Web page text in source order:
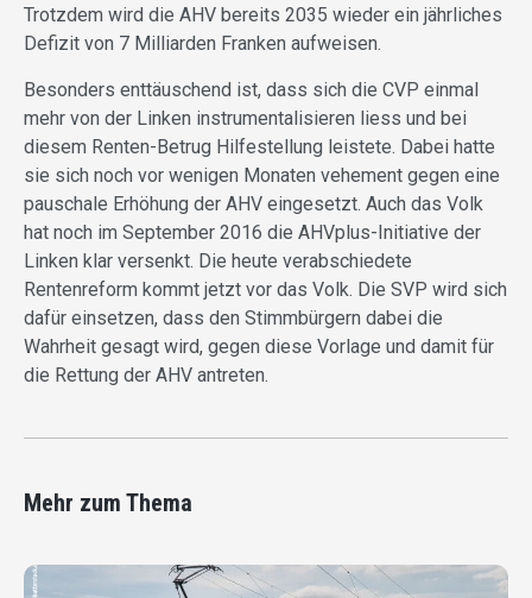
Trotzdem wird die AHV bereits 2035 wieder ein jährliches
Defizit von 7 Milliarden Franken aufweisen.
Besonders enttäuschend ist, dass sich die CVP einmal
mehr von der Linken instrumentalisieren liess und bei
diesem Renten-Betrug Hilfestellung leistete. Dabei hatte
sie sich noch vor wenigen Monaten vehement gegen eine
pauschale Erhöhung der AHV eingesetzt. Auch das Volk
hat noch im September 2016 die AHVplus-Initiative der
Linken klar versenkt. Die heute verabschiedete
Rentenreform kommt jetzt vor das Volk. Die SVP wird sich
dafür einsetzen, dass den Stimmbürgern dabei die
Wahrheit gesagt wird, gegen diese Vorlage und damit für
die Rettung der AHV antreten.
Mehr zum Thema